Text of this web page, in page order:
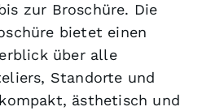
zur Broschüre. Die
bietet einen
über alle
Standorte und
ästhetisch und